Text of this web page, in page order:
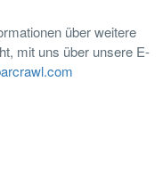
über weitere
mit uns über unsere E-